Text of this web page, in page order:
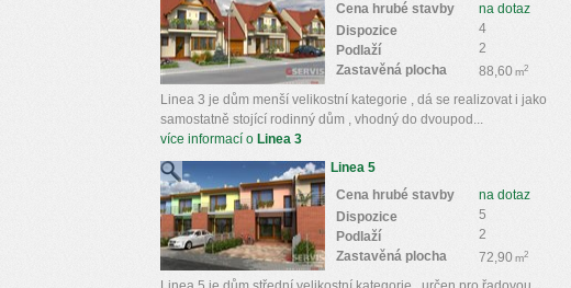
na dotaz
Cena hrubé stavby
4
Dispozice
2
Podlaží
88,60m2
Zastavěná plocha
Linea 3 je dům menší velikostní kategorie , dá se realizovat i jako
samostatně stojící rodinný dům , vhodný do dvoupod...
více informací o Linea 3
Linea 5
na dotaz
Cena hrubé stavby
5
Dispozice
2
Podlaží
72,90 m2
Zastavěná plocha